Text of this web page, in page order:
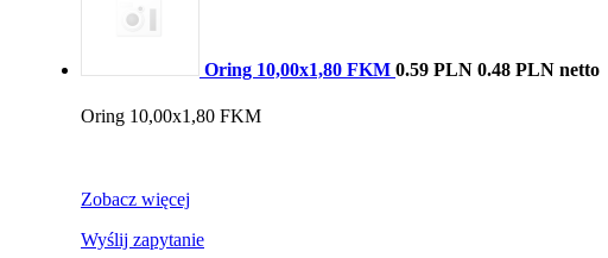
Oring 10,00x1,80 FKM 0.59 PLN 0.48 PLN netto
Oring 10,00x1,80 FKM
Zobacz więcej
Wyślij zapytanie